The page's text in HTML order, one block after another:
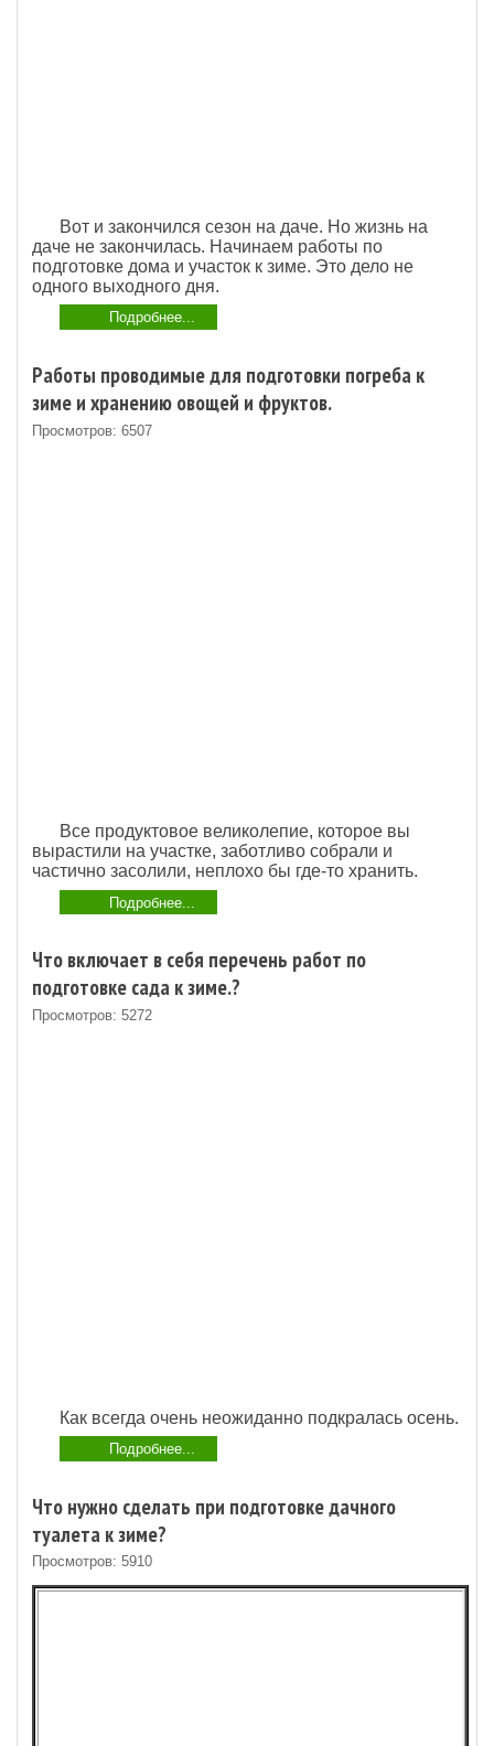
Вот и закончился сезон на даче. Но жизнь на
даче не закончилась. Начинаем работы по
подготовке дома и участок к зиме. Это дело не
одного выходного дня.
Подробнее...
Работы проводимые для подготовки погреба к
зиме и хранению овощей и фруктов.
Просмотров: 6507
Все продуктовое великолепие, которое вы
вырастили на участке, заботливо собрали и
частично засолили, неплохо бы где-то хранить.
Подробнее...
Что включает в себя перечень работ по
подготовке сада к зиме.?
Просмотров: 5272
Как всегда очень неожиданно подкралась осень.
Подробнее...
Что нужно сделать при подготовке дачного
туалета к зиме?
Просмотров: 5910